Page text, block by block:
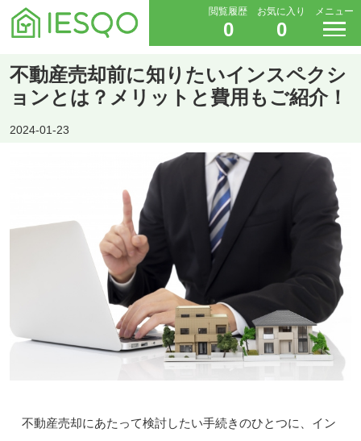
閲覧履歴
0
お気に入り
0
メニュー
不動産売却前に知りたいインスペクシ
ョンとは？メリットと費用もご紹介！
2024-01-23
不動産売却にあたって検討したい手続きのひとつに、イン